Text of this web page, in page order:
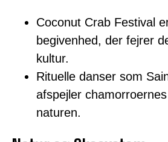
Coconut Crab Festival
begivenhed, der fejrer
kultur.
Rituelle danser som
afspejler
naturen.